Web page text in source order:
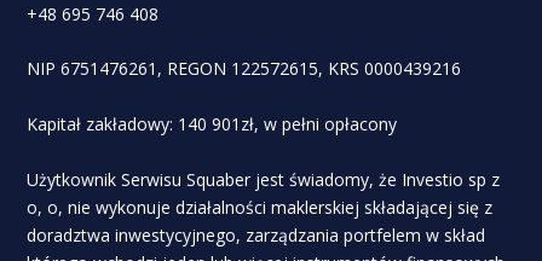
+48 695 746 408
NIP 6751476261, REGON 122572615, KRS 0000439216
Kapitał zakładowy: 140 901zł, w pełni opłacony
Użytkownik Serwisu Squaber jest świadomy, że Investio sp z
o, o, nie wykonuje działalności maklerskiej składającej się z
doradztwa inwestycyjnego, zarządzania portfelem w skład